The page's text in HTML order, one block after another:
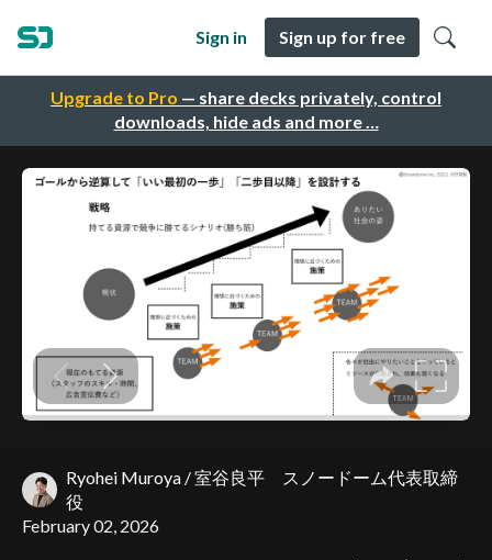
Upgrade to Pro — share decks privately, control
downloads, hide ads and more …
Sign in Sign up for free
Ryohei Muroya / 室谷良平 スノードーム代表取締
役
February 02, 2026